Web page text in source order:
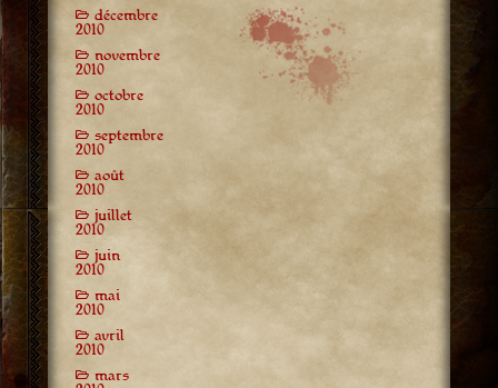
décembre
2010
novembre
2010
octobre
2010
septembre
2010
août
2010
juillet
2010
juin
2010
mai
2010
avril
2010
mars